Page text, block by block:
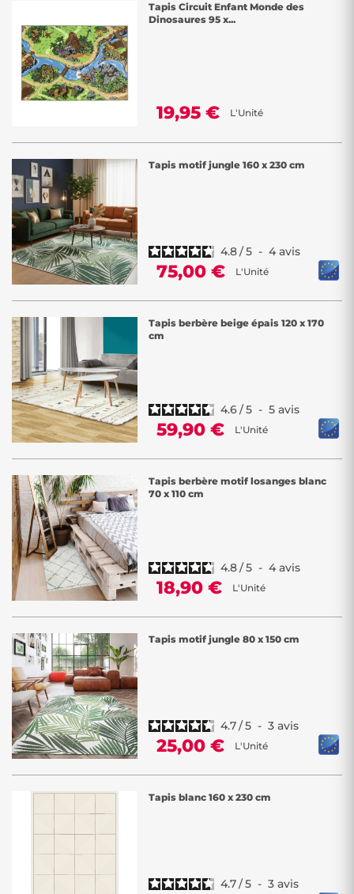
Tapis Circuit Enfant Monde des
Dinosaures 95 x...
19,95 € L'Unité
Tapis motif jungle 160 x 230 cm
4.8/5 - 4 avis
75,00 € L'Unité
Tapis berbère beige épais 120 x 170
cm
4.6/5 - 5 avis
59,90 € L'Unité
Tapis berbère motif losanges blanc
70 x 110 cm
4.8/5 - 4 avis
18,90 € L'Unité
Tapis motif jungle 80 x 150 cm
4.7/5 - 3 avis
25,00 € L'Unité
Tapis blanc 160 x 230 cm
4.7/5 - 3 avis